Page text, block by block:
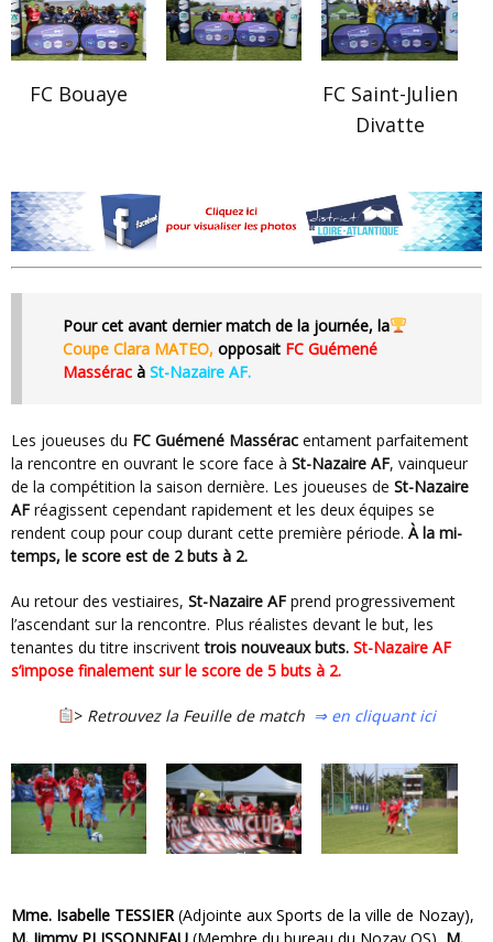
FC Bouaye
FC Saint-Julien
Divatte
Pour cet avant dernier match de la journée, la
Coupe Clara MATEO, opposait FC Guémené
Massérac à St-Nazaire AF.
Les joueuses du FC Guémené Massérac entament parfaitement
la rencontre en ouvrant le score face à St-Nazaire AF, vainqueur
de la compétition la saison dernière. Les joueuses de St-Nazaire
AF réagissent cependant rapidement et les deux équipes se
rendent coup pour coup durant cette première période. À la mi-
temps, le score est de 2 buts à 2.
Au retour des vestiaires, St-Nazaire AF prend progressivement
l’ascendant sur la rencontre. Plus réalistes devant le but, les
tenantes du titre inscriventtrois nouveaux buts. St-Nazaire AF
s’impose finalement sur le score de 5 buts à 2.
> Retrouvez la Feuille de match ⇒ en cliquant ici
Mme. Isabelle TESSIER(Adjointe aux Sports de la ville de Nozay),